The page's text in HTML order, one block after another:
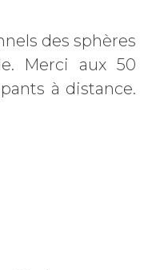
des sphères
Merci aux 50
à distance.